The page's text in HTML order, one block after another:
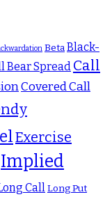
BetaBlack-
Bear Spread Call
Covered Call
Exercise
Implied
Call Long Put